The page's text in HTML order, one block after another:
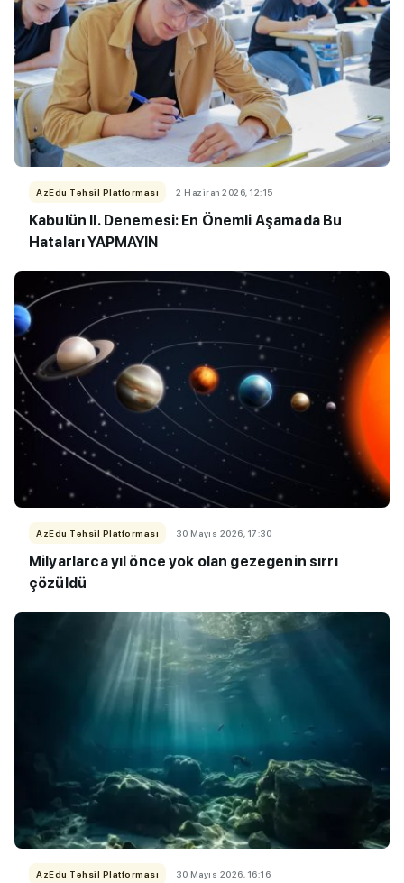
AzEdu Təhsil Platforması 2 Haziran 2026, 12:15
Kabulün II. Denemesi: En Önemli Aşamada Bu
Hataları YAPMAYIN
AzEdu Təhsil Platforması 30 Mayıs 2026, 17:30
Milyarlarca yıl önce yok olan gezegenin sırrı
çözüldü
AzEdu Təhsil Platforması 30 Mayıs 2026, 16:16